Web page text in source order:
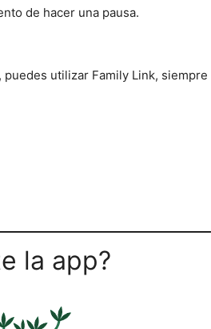
de hacer una pausa.
utilizar Family Link, siempre
la app?